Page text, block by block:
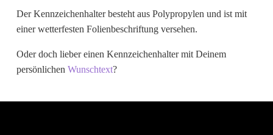
Der Kennzeichenhalter besteht aus Polypropylen und ist mit
einer wetterfesten Folienbeschriftung versehen.
Oder doch lieber einen Kennzeichenhalter mit Deinem
persönlichen Wunschtext?